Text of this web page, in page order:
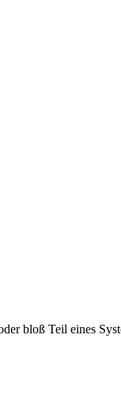
bloß Teil eines